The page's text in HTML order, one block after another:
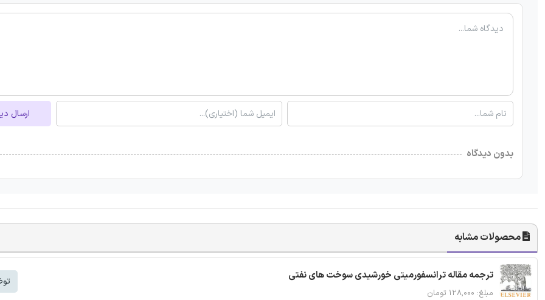
ارسال
بدون دیدگاه
محصولات مشابه
ترجمه مقاله ترانسفورمیتی خورشیدی سوخت های نفتی
مبلغ: ۱۲۸,۰۰۰ تومان